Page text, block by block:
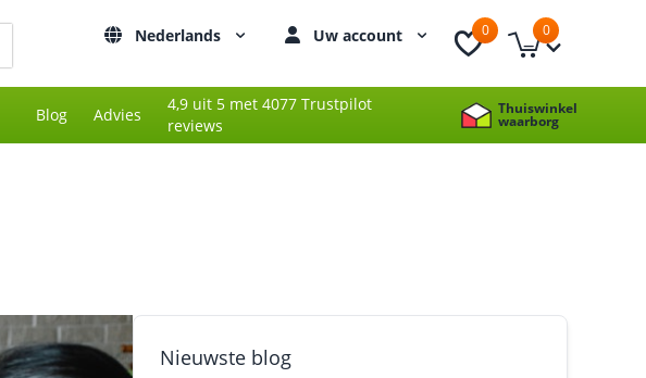
Nederlands Uw account 0 0
Blog Advies
4,9 uit 5 met 4077 Trustpilot
reviews
Thuiswinkel
waarborg
Nieuwste blog